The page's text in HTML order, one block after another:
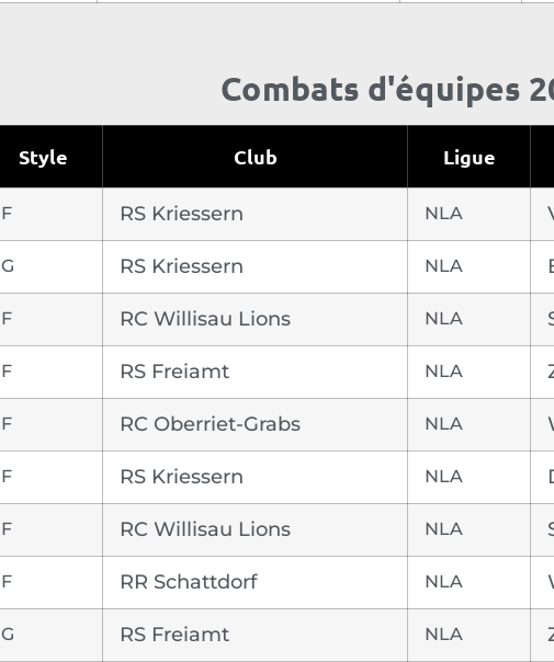
Combats d'équipes
Style Club Ligue
F RS Kriessern NLA
G RS Kriessern NLA
F RC Willisau Lions NLA
F RS Freiamt NLA
F RC Oberriet-Grabs NLA
F RS Kriessern NLA
F RC Willisau Lions NLA
F RR Schattdorf NLA
G RS Freiamt NLA